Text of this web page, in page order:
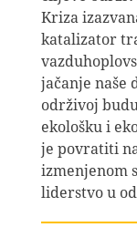
Kriza
katalizator
jačanje naše
održivoj
ekološku i
je povratiti
izmenjenom
liderstvo u